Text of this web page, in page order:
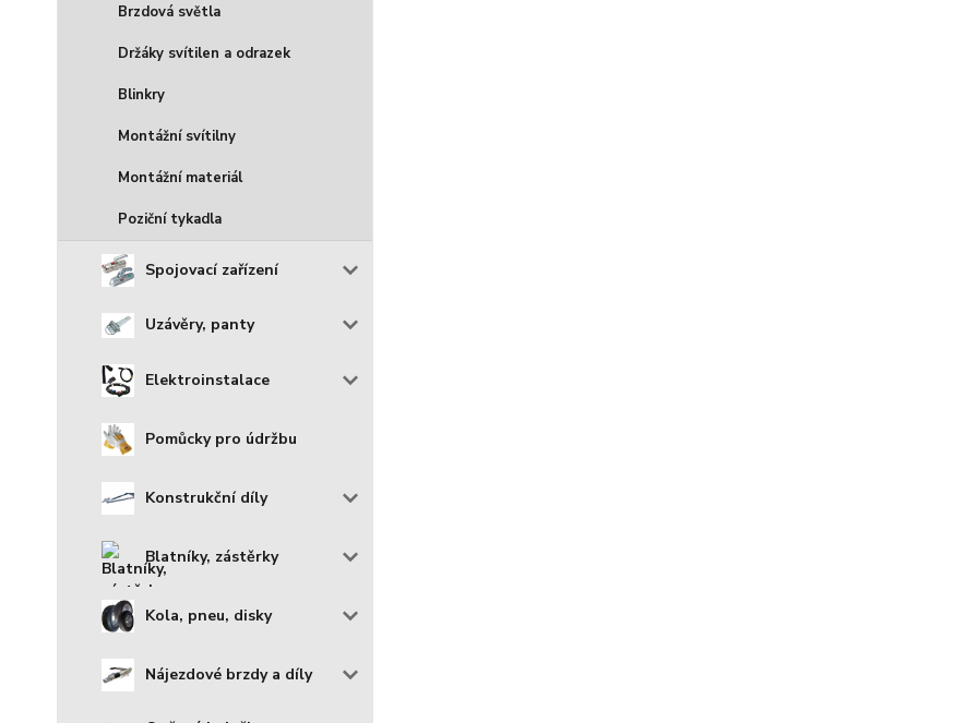
Brzdová světla
Držáky svítilen a odrazek
Blinkry
Montážní svítilny
Montážní materiál
Poziční tykadla
Spojovací zařízení
Uzávěry, panty
Elektroinstalace
Pomůcky pro údržbu
Konstrukční díly
Blatníky, zástěrky
Kola, pneu, disky
Nájezdové brzdy a díly